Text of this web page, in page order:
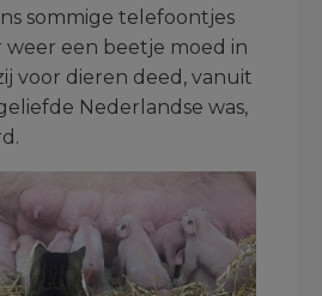
sommige telefoontjes
weer een beetje moed in
voor dieren deed, vanuit
Nederlandse was,